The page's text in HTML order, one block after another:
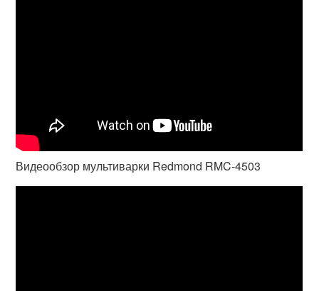
Видеообзор мультиварки Redmond RMC-4503